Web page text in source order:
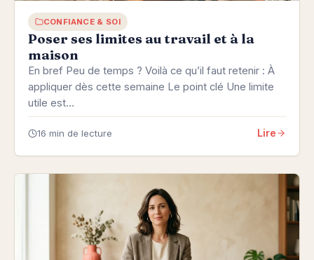
CONFIANCE & SOI
Poser ses limites au travail et à la
maison
En bref Peu de temps ? Voilà ce qu’il faut retenir : À
appliquer dès cette semaine Le point clé Une limite
utile est…
16 min de lecture Lire